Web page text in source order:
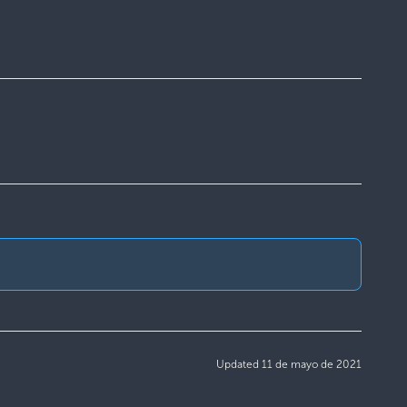
Updated 11 de mayo de 2021